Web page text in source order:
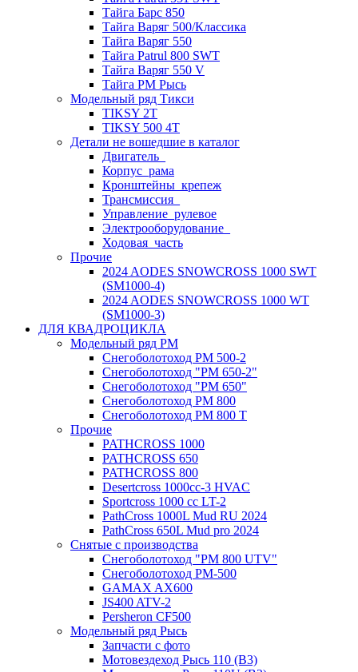
Тайга Барс 850
Тайга Варяг 500/Классика
Тайга Варяг 550
Тайга Patrul 800 SWT
Тайга Варяг 550 V
Тайга РМ Рысь
Модельный ряд Тикси
TIKSY 2T
TIKSY 500 4T
Детали не вошедшие в каталог
Двигатель_
Корпус_рама
Кронштейны_крепеж
Трансмиссия_
Управление_рулевое
Электрооборудование_
Ходовая_часть
Прочие
2024 AODES SNOWCROSS 1000 SWT
(SM1000-4)
2024 AODES SNOWCROSS 1000 WT
(SM1000-3)
ДЛЯ КВАДРОЦИКЛА
Модельный ряд РМ
Снегоболотоход РМ 500-2
Снегоболотоход "РМ 650-2"
Снегоболотоход "РМ 650"
Снегоболотоход РМ 800
Снегоболотоход РМ 800 Т
Прочие
PATHCROSS 1000
PATHCROSS 650
PATHCROSS 800
Desertcross 1000cc-3 HVAC
Sportcross 1000 cc LT-2
PathCross 1000L Mud RU 2024
PathCross 650L Mud pro 2024
Снятые с производства
Снегоболотоход "РМ 800 UTV"
Снегоболотоход РМ-500
GAMAX AX600
JS400 ATV-2
Persheron CF500
Модельный ряд Рысь
Запчасти с фото
Мотовездеход Рысь 110 (B3)